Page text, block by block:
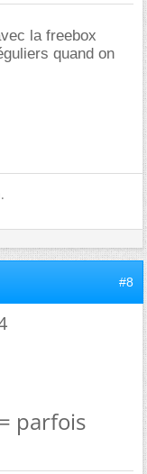
la freebox
quand on
#8
parfois